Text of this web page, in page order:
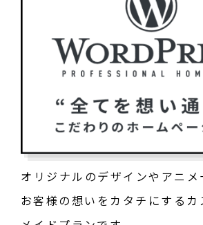
オリジナルのデザインやアニメ
お客様の想いをカタチにするカ